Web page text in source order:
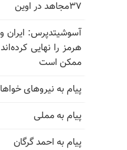
۳۷مجاهد در اوین
آسوشیتدپرس:
هرمز را نهایی
ممکن است
پیام به نیروهای خواهان ارتباط
پیام به مملی
پیام به احمد گرگان